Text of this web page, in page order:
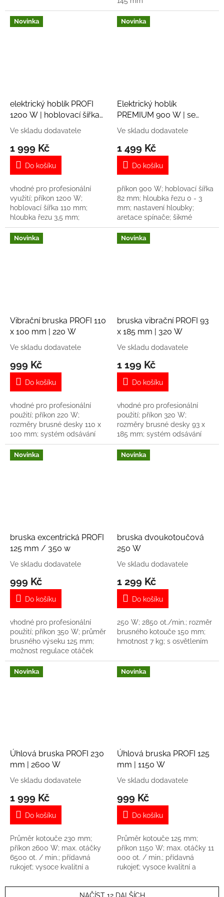
Novinka
elektrický hoblík PROFI
1200 W | hoblovací šířka
110 mm | s falcováním
Ve skladu dodavatele
1 999 Kč
Do košíku
vhodné pro profesionální
využití; příkon 1200 W;
hoblovací šířka 110 mm;
hloubka řezu 3,5 mm;
nastavení hloubky; aretace
spínače; šikmé hoblování;
otáčky 15 000 ot. za min.;...
Novinka
Elektrický hoblík
PREMIUM 900 W | se
stojanem | hoblovací šířka
Ve skladu dodavatele
1 499 Kč
Do košíku
příkon 900 W; hoblovací šířka
82 mm; hloubka řezu 0 - 3
mm; nastavení hloubky;
aretace spínače; šikmé
hoblování; otáčky 15 000 ot.
za min.; hmotnost 3 kg
Novinka
Vibrační bruska PROFI 110
x 100 mm | 220 W
Ve skladu dodavatele
999 Kč
Do košíku
vhodné pro profesionální
použití; příkon 220 W;
rozměry brusné desky 110 x
100 mm; systém odsávání
prachu; 14500 ot./min;
hmotnost 1,3 kg
Novinka
bruska vibrační PROFI 93
x 185 mm | 320 W
Ve skladu dodavatele
1 199 Kč
Do košíku
vhodné pro profesionální
použití; příkon 320 W;
rozměry brusné desky 93 x
185 mm; systém odsávání
prachu; 14 000ot./min;
hmotnost 1,6 kg
Novinka
bruska excentrická PROFI
125 mm / 350 w
Ve skladu dodavatele
999 Kč
Do košíku
vhodné pro profesionální
použití; příkon 350 W; průměr
brusného výseku 125 mm;
možnost regulace otáček
8000-12000 ot./min; systém
odsávání prachu; hmotnost
1,4 kg
Novinka
bruska dvoukotoučová
250 W
Ve skladu dodavatele
1 299 Kč
Do košíku
250 W; 2850 ot./min.; rozměr
brusného kotouče 150 mm;
hmotnost 7 kg; s osvětlením
Novinka
Úhlová bruska PROFI 230
mm | 2600 W
Ve skladu dodavatele
1 999 Kč
Do košíku
Průměr kotouče 230 mm;
příkon 2600 W; max. otáčky
6500 ot. / min.; přídavná
rukojeť; vysoce kvalitní a
rozběhem; hmotnost 6,285 kg
Novinka
Úhlová bruska PROFI 125
mm | 1150 W
Ve skladu dodavatele
999 Kč
Do košíku
Průměr kotouče 125 mm;
příkon 1150 W; max. otáčky 11
000 ot. / min.; přídavná
rukojeť; vysoce kvalitní a
rozběhem; hmotnost 2,29 kg